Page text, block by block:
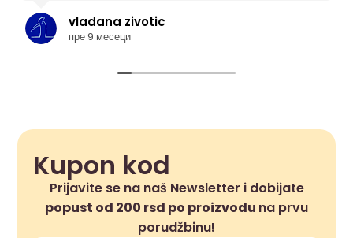
vladana zivotic
пре 9 месеци
Kupon kod
Prijavite se na naš Newsletter i dobijate
popust od 200 rsd po proizvodu na prvu
porudžbinu!